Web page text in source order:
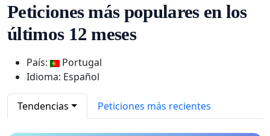
Peticiones más populares en los
últimos 12 meses
País:
Portugal
Idioma: Español
Tendencias Peticiones más recientes